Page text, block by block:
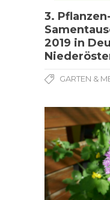
3.
2019 in
GARTEN &